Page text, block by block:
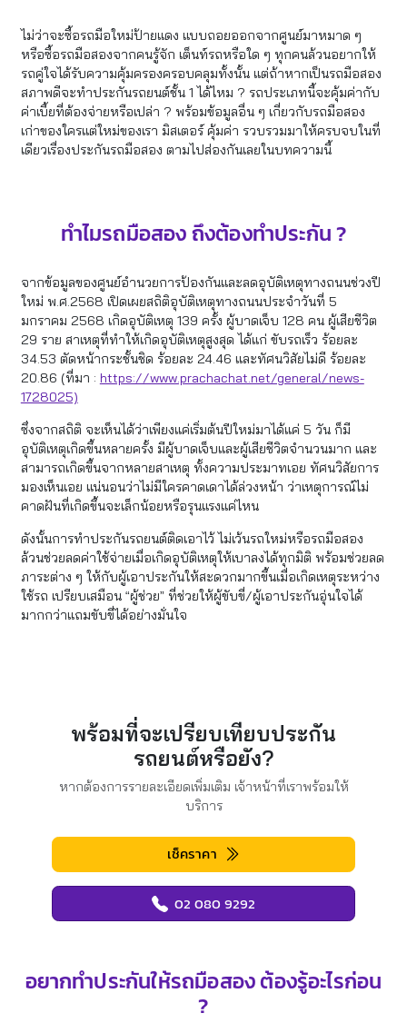
ไม่ว่าจะซื้อรถมือใหม่ป้ายแดง แบบถอยออกจากศูนย์มาหมาด ๆ
หรือซื้อรถมือสองจากคนรู้จัก เต็นท์รถหรือใด ๆ ทุกคนล้วนอยากให้
รถคู่ใจได้รับความคุ้มครองครอบคลุมทั้งนั้น แต่ถ้าหากเป็นรถมือสอง
สภาพดีจะทําประกันรถยนต์ชั้น 1 ได้ไหม ? รถประเภทนี้จะคุ้มค่ากับ
ค่าเบี้ยที่ต้องจ่ายหรือเปล่า ? พร้อมข้อมูลอื่น ๆ เกี่ยวกับรถมือสอง
เก่าของใครแต่ใหม่ของเรา มิสเตอร์ คุ้มค่า รวบรวมมาให้ครบจบในที่
เดียวเรื่องประกันรถมือสอง ตามไปส่องกันเลยในบทความนี้
ทำไมรถมือสอง ถึงต้องทำประกัน ?
จากข้อมูลของศูนย์อำนวยการป้องกันและลดอุบัติเหตุทางถนนช่วงปี
ใหม่ พ.ศ.2568 เปิดเผยสถิติอุบัติเหตุทางถนนประจำวันที่ 5
มกราคม 2568 เกิดอุบัติเหตุ 139 ครั้ง ผู้บาดเจ็บ 128 คน ผู้เสียชีวิต
29 ราย สาเหตุที่ทำให้เกิดอุบัติเหตุสูงสุด ได้แก่ ขับรถเร็ว ร้อยละ
34.53 ตัดหน้ากระชั้นชิด ร้อยละ 24.46 และทัศนวิสัยไม่ดี ร้อยละ
20.86 (ที่มา : https://www.prachachat.net/general/news-
1728025)
ซึ่งจากสถิติ จะเห็นได้ว่าเพียงแค่เริ่มต้นปีใหม่มาได้แค่ 5 วัน ก็มี
อุบัติเหตุเกิดขึ้นหลายครั้ง มีผู้บาดเจ็บและผู้เสียชีวิตจำนวนมาก และ
สามารถเกิดขึ้นจากหลายสาเหตุ ทั้งความประมาทเอย ทัศนวิสัยการ
มองเห็นเอย แน่นอนว่าไม่มีใครคาดเดาได้ล่วงหน้า ว่าเหตุการณ์ไม่
คาดฝันที่เกิดขึ้นจะเล็กน้อยหรือรุนแรงแค่ไหน
ดังนั้นการทำประกันรถยนต์ติดเอาไว้ ไม่เว้นรถใหม่หรือรถมือสอง
ล้วนช่วยลดค่าใช้จ่ายเมื่อเกิดอุบัติเหตุให้เบาลงได้ทุกมิติ พร้อมช่วยลด
ภาระต่าง ๆ ให้กับผู้เอาประกันให้สะดวกมากขึ้นเมื่อเกิดเหตุระหว่าง
ใช้รถ เปรียบเสมือน “ผู้ช่วย” ที่ช่วยให้ผู้ขับขี่/ผู้เอาประกันอุ่นใจได้
มากกว่าแถมขับขี่ได้อย่างมั่นใจ
พร้อมที่จะเปรียบเทียบประกัน
รถยนต์หรือยัง?
หากต้องการรายละเอียดเพิ่มเติม เจ้าหน้าที่เราพร้อมให้
บริการ
เช็คราคา
02 080 9292
อยากทำประกันให้รถมือสอง ต้องรู้อะไรก่อน
?